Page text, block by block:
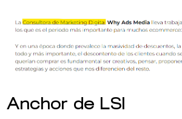
Anchor de LSI